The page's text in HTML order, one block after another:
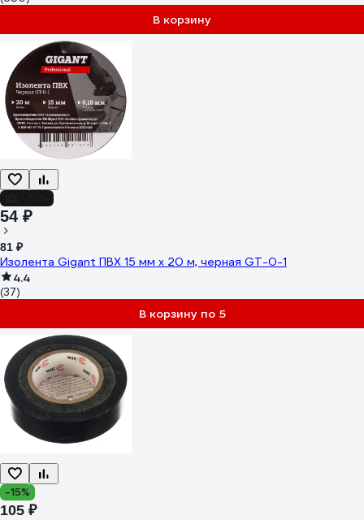
В корзину
54 ₽
81 ₽
Изолента Gigant ПВХ 15 мм х 20 м, черная GT-0-1
4.4
(37)
В корзину по 5
-15%
105 ₽